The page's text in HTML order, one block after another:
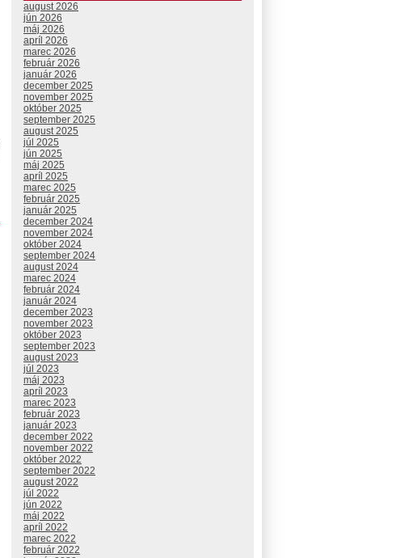
august 2026
jún 2026
máj 2026
apríl 2026
marec 2026
február 2026
január 2026
december 2025
november 2025
október 2025
september 2025
august 2025
júl 2025
jún 2025
máj 2025
apríl 2025
marec 2025
február 2025
január 2025
december 2024
november 2024
október 2024
september 2024
august 2024
marec 2024
február 2024
január 2024
december 2023
november 2023
október 2023
september 2023
august 2023
júl 2023
máj 2023
apríl 2023
marec 2023
február 2023
január 2023
december 2022
november 2022
október 2022
september 2022
august 2022
júl 2022
jún 2022
máj 2022
apríl 2022
marec 2022
február 2022